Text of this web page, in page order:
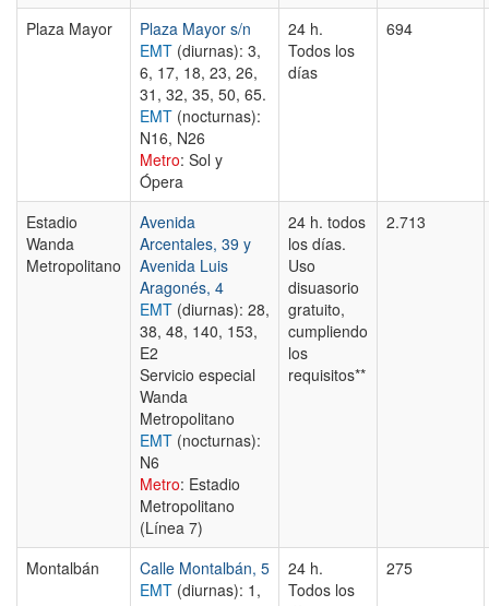
Plaza Mayor
Plaza Mayor s/n
EMT (diurnas): 3,
6, 17, 18, 23, 26,
31, 32, 35, 50, 65.
EMT (nocturnas):
N16, N26
Metro: Sol y
Ópera
24 h.
Todos los
días
694
Estadio
Wanda
Metropolitano
Avenida
Arcentales, 39 y
Avenida Luis
Aragonés, 4
EMT (diurnas): 28,
38, 48, 140, 153,
E2
Servicio especial
Wanda
Metropolitano
EMT (nocturnas):
N6
Metro: Estadio
Metropolitano
(Línea 7)
24 h. todos
los días.
Uso
disuasorio
gratuito,
cumpliendo
los
requisitos**
2.713
Montalbán
Calle Montalbán, 5
EMT (diurnas): 1,
24 h.
Todos los
275